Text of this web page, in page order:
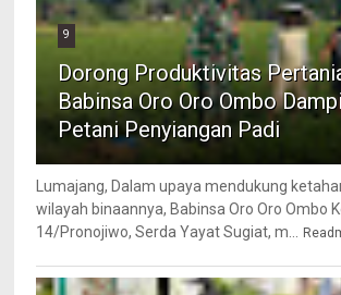
9
Dorong Produktivitas
Babinsa Oro Oro Ombo
Petani Penyiangan Padi
Lumajang, Dalam upaya mendukung
wilayah binaannya, Babinsa Oro Oro Ombo
14/Pronojiwo, Serda Yayat Sugiat, m...